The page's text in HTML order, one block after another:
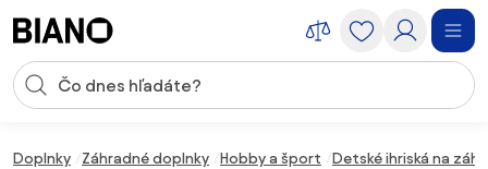
Vstup pre vyhľadávanie
Doplnky Záhradné doplnky Hobby a šport Detské ihriská na